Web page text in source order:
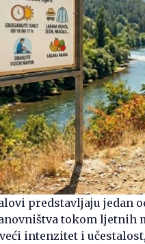
predstavljaju jedan
tokom ljetnih
intenzitet i